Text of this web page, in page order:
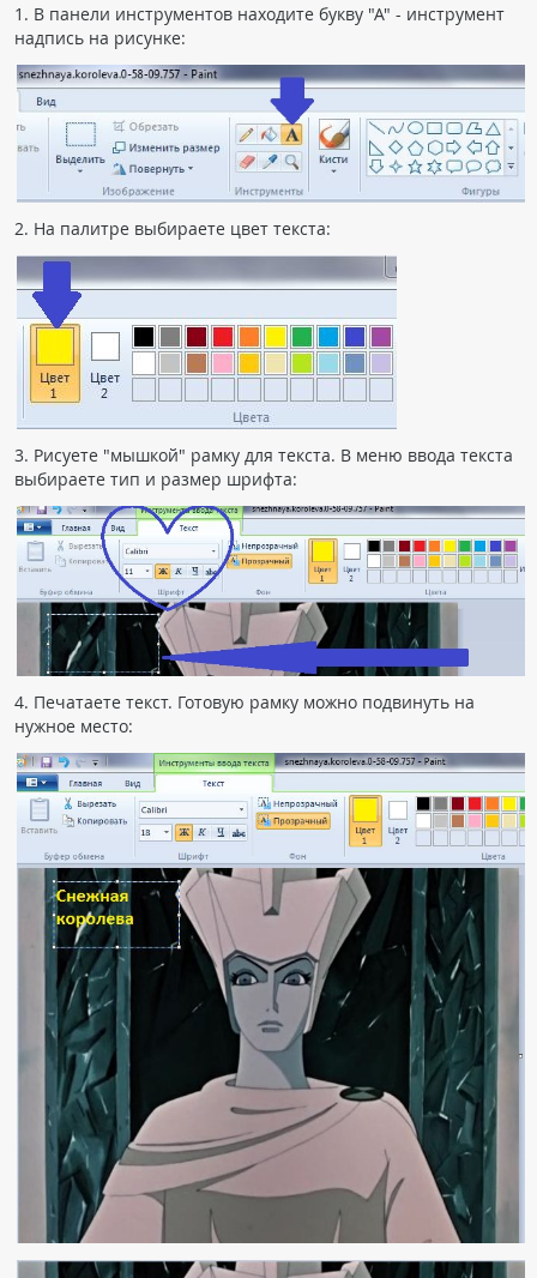
1. В панели инструментов находите букву "А" - инструмент
надпись на рисунке:
2. На палитре выбираете цвет текста:
3. Рисуете "мышкой" рамку для текста. В меню ввода текста
выбираете тип и размер шрифта:
4. Печатаете текст. Готовую рамку можно подвинуть на
нужное место: